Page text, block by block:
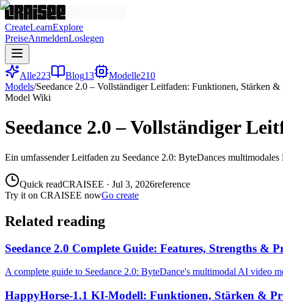
CreateLearnExplore
PreiseAnmeldenLoslegen
Alle223 Blog13 Modelle210
Models/Seedance 2.0 – Vollständiger Leitfaden: Funktionen, Stärken &
Model Wiki
Seedance 2.0 – Vollständiger
Ein umfassender Leitfaden zu Seedance 2.0: ByteDances
Quick readCRAISEE · Jul 3, 2026reference
Try it on CRAISEE nowGo create
Related reading
Seedance 2.0 Complete Guide: Features, Strengths &
A complete guide to Seedance 2.0: ByteDance's multimodal AI video
HappyHorse-1.1 KI-Modell: Funktionen, Stärken &